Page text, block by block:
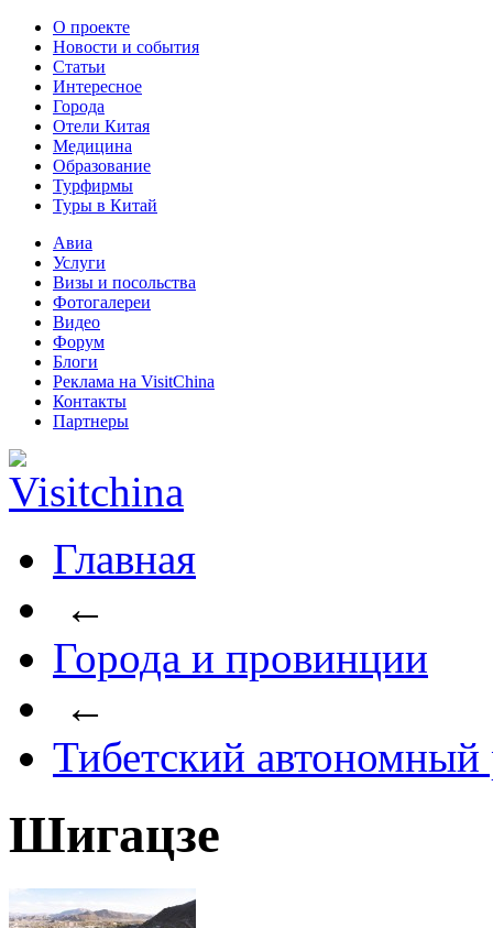
О проекте
Новости и события
Статьи
Интересное
Города
Отели Китая
Медицина
Образование
Турфирмы
Туры в Китай
Авиа
Услуги
Визы и посольства
Фотогалереи
Видео
Форум
Блоги
Реклама на VisitChina
Контакты
Партнеры
Главная
←
Города и провинции
←
Тибетский автономный
Шигацзе